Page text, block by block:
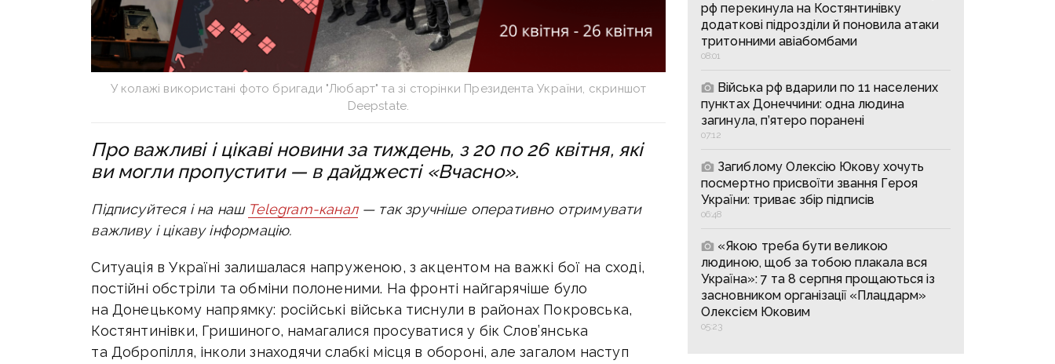
У колажі використані фото бригади "Любарт" та зі сторінки Президента України, скриншот
Deepstate.
Про важливі і цікаві новини за тиждень, з 20 по 26 квітня, які
ви могли пропустити — в дайджесті «Вчасно».
Підписуйтеся і на наш Telegram-канал— так зручніше оперативно отримувати
важливу і цікаву інформацію.
Ситуація в Україні залишалася напруженою, з акцентом на важкі бої на сході,
постійні обстріли та обміни полоненими. На фронті найгарячіше було
на Донецькому напрямку: російські війська тиснули в районах Покровська,
Костянтинівки, Гришиного, намагалися просуватися у бік Слов’янська
та Добропілля, інколи знаходячи слабкі місця в обороні, але загалом наступ
рф перекинула на Костянтинівку
додаткові підрозділи й поновила атаки
тритонними авіабомбами
08:01
Війська рф вдарили по 11 населених
пунктах Донеччини: одна людина
загинула, п’ятеро поранені
07:12
Загиблому Олексію Юкову хочуть
посмертно присвоїти звання Героя
України: триває збір підписів
06:48
«Якою треба бути великою
людиною, щоб за тобою плакала вся
Україна»: 7 та 8 серпня прощаються із
засновником організації «Плацдарм»
Олексієм Юковим
05:23